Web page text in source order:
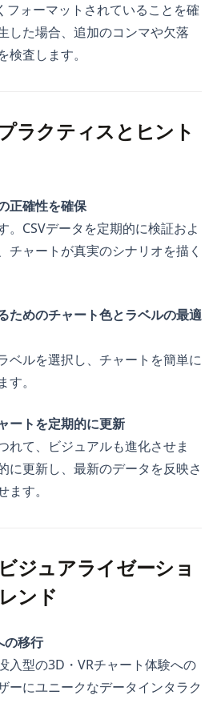
フォーマットされていることを確
した場合、追加のコンマや欠落
査します。
ラクティスとヒント
正確性を確保
。CSVデータを定期的に検証およ
チャートが真実のシナリオを描く
ためのチャート色とラベルの最適
ベルを選択し、チャートを簡単に
。
ートを定期的に更新
れて、ビジュアルも進化させま
に更新し、最新のデータを反映さ
す。
ジュアライゼーショ
ンド
の移行
入型の3D・VRチャート体験への
ーにユニークなデータインタラク